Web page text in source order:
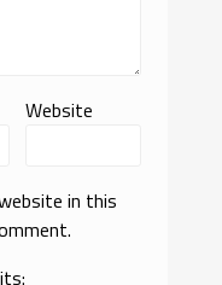
Website
in this